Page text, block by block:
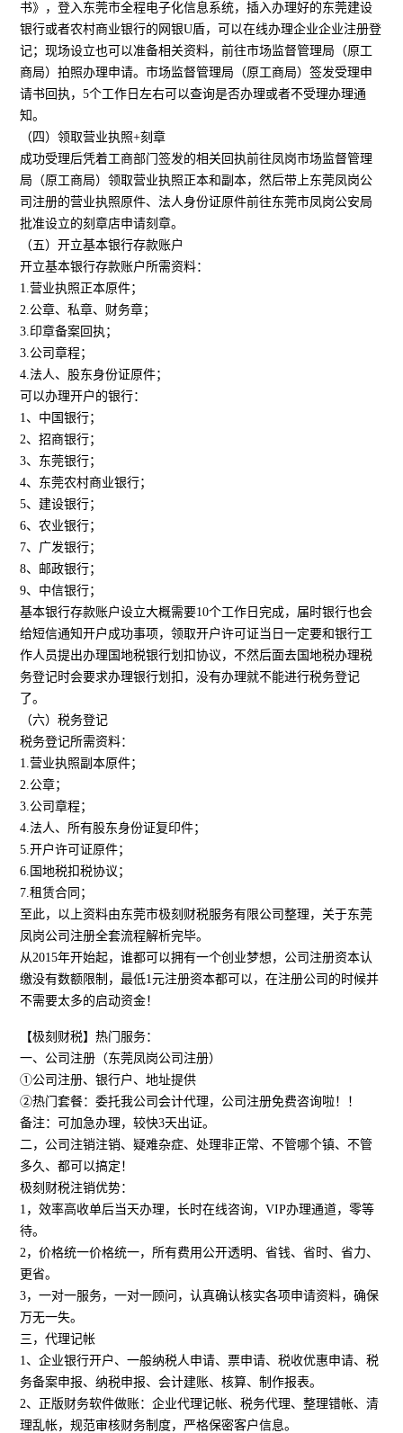
书》，登入东莞市全程电子化信息系统，插入办理好的东莞建设
银行或者农村商业银行的网银U盾，可以在线办理企业企业注册登
记；现场设立也可以准备相关资料，前往市场监督管理局（原工
商局）拍照办理申请。市场监督管理局（原工商局）签发受理申
请书回执，5个工作日左右可以查询是否办理或者不受理办理通
知。
（四）领取营业执照+刻章
成功受理后凭着工商部门签发的相关回执前往凤岗市场监督管理
局（原工商局）领取营业执照正本和副本，然后带上东莞凤岗公
司注册的营业执照原件、法人身份证原件前往东莞市凤岗公安局
批准设立的刻章店申请刻章。
（五）开立基本银行存款账户
开立基本银行存款账户所需资料：
1.营业执照正本原件；
2.公章、私章、财务章；
3.印章备案回执；
3.公司章程；
4.法人、股东身份证原件；
可以办理开户的银行：
1、中国银行；
2、招商银行；
3、东莞银行；
4、东莞农村商业银行；
5、建设银行；
6、农业银行；
7、广发银行；
8、邮政银行；
9、中信银行；
基本银行存款账户设立大概需要10个工作日完成，届时银行也会
给短信通知开户成功事项，领取开户许可证当日一定要和银行工
作人员提出办理国地税银行划扣协议，不然后面去国地税办理税
务登记时会要求办理银行划扣，没有办理就不能进行税务登记
了。
（六）税务登记
税务登记所需资料：
1.营业执照副本原件；
2.公章；
3.公司章程；
4.法人、所有股东身份证复印件；
5.开户许可证原件；
6.国地税扣税协议；
7.租赁合同；
至此，以上资料由东莞市极刻财税服务有限公司整理，关于东莞
凤岗公司注册全套流程解析完毕。
从2015年开始起，谁都可以拥有一个创业梦想，公司注册资本认
缴没有数额限制，最低1元注册资本都可以，在注册公司的时候并
不需要太多的启动资金！
【极刻财税】热门服务：
一、公司注册（东莞凤岗公司注册）
①公司注册、银行户、地址提供
②热门套餐：委托我公司会计代理，公司注册免费咨询啦！！
备注：可加急办理，较快3天出证。
二，公司注销注销、疑难杂症、处理非正常、不管哪个镇、不管
多久、都可以搞定！
极刻财税注销优势：
1，效率高收单后当天办理，长时在线咨询，VIP办理通道，零等
待。
2，价格统一价格统一，所有费用公开透明、省钱、省时、省力、
更省。
3，一对一服务，一对一顾问，认真确认核实各项申请资料，确保
万无一失。
三，代理记帐
1、企业银行开户、一般纳税人申请、票申请、税收优惠申请、税
务备案申报、纳税申报、会计建账、核算、制作报表。
2、正版财务软件做账：企业代理记帐、税务代理、整理错帐、清
理乱帐，规范审核财务制度，严格保密客户信息。